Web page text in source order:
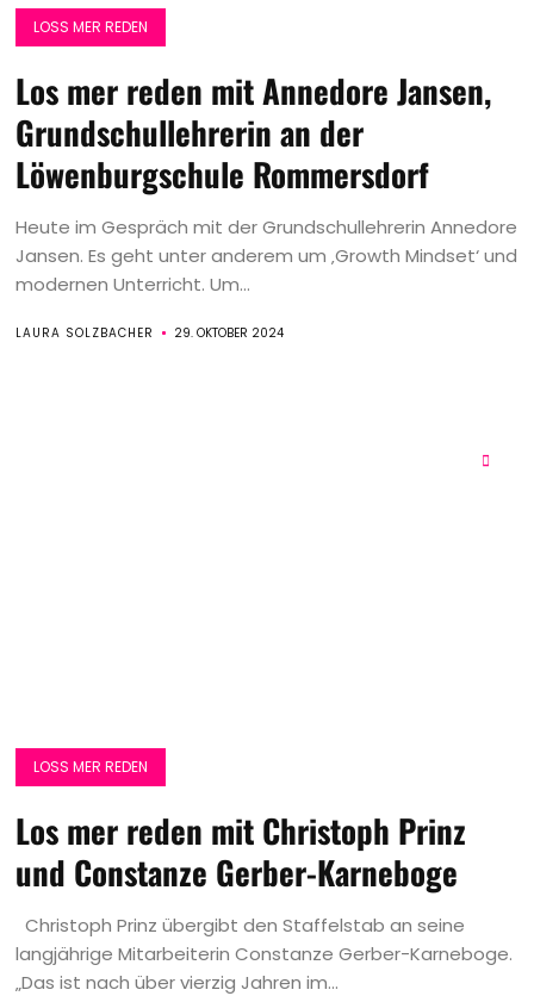
LOSS MER REDEN
Los mer reden mit Annedore Jansen,
Grundschullehrerin an der
Löwenburgschule Rommersdorf
Heute im Gespräch mit der Grundschullehrerin Annedore
Jansen. Es geht unter anderem um ‚Growth Mindset‘ und
modernen Unterricht. Um...
LAURA SOLZBACHER 29. OKTOBER 2024
LOSS MER REDEN
Los mer reden mit Christoph Prinz
und Constanze Gerber-Karneboge
Christoph Prinz übergibt den Staffelstab an seine
langjährige Mitarbeiterin Constanze Gerber-Karneboge.
„Das ist nach über vierzig Jahren im...